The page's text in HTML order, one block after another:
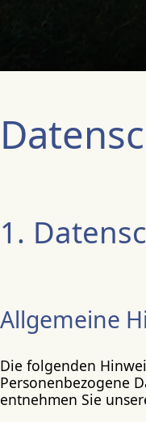
1.
Allgemeine
Die folgenden
Personenbezogene
entnehmen Sie